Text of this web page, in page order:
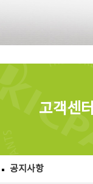
고객센터
공지사항